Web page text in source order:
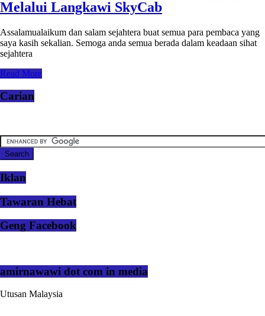
Melalui Langkawi SkyCab
Assalamualaikum dan salam sejahtera buat semua para pembaca yang
saya kasih sekalian. Semoga anda semua berada dalam keadaan sihat
sejahtera
Read More
Carian
Iklan
Tawaran Hebat
Geng Facebook
amirnawawi dot com in media
Utusan Malaysia